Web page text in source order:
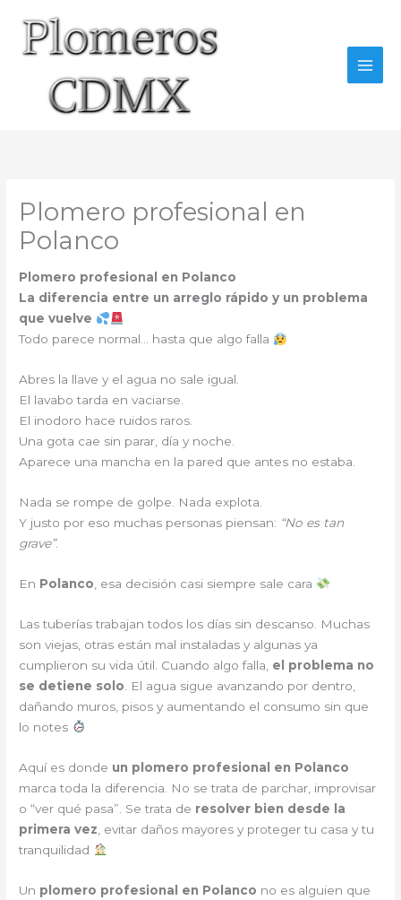
contenido
Plomero profesional en
Polanco
Plomero profesional en Polanco
La diferencia entre un arreglo rápido y un problema
que vuelve
Todo parece normal… hasta que algo falla
Abres la llave y el agua no sale igual.
El lavabo tarda en vaciarse.
El inodoro hace ruidos raros.
Una gota cae sin parar, día y noche.
Aparece una mancha en la pared que antes no estaba.
Nada se rompe de golpe. Nada explota.
Y justo por eso muchas personas piensan: “No es tan
grave”.
En Polanco , esa decisión casi siempre sale cara
Las tuberías trabajan todos los días sin descanso. Muchas
son viejas, otras están mal instaladas y algunas ya
cumplieron su vida útil. Cuando algo falla, el problema no
se detiene solo . El agua sigue avanzando por dentro,
dañando muros, pisos y aumentando el consumo sin que
lo notes
Aquí es donde un plomero profesional en Polanco
marca toda la diferencia. No se trata de parchar, improvisar
o “ver qué pasa”. Se trata de resolver bien desde la
primera vez , evitar daños mayores y proteger tu casa y tu
tranquilidad
Un plomero profesional en Polanco no es alguien que